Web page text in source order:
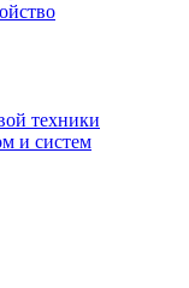
техники
и систем